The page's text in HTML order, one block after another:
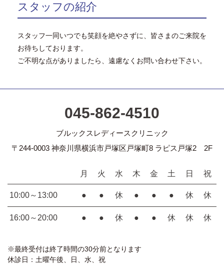
スタッフの紹介
スタッフ一同いつでも笑顔を絶やさずに、皆さまのご来院を
お待ちしております。
ご不明な点がありましたら、遠慮なくお問い合わせ下さい。
045-862-4510
ブルックスレディースクリニック
〒244-0003 神奈川県横浜市戸塚区戸塚町8 ラピス戸塚2 2F
月 火 水 木 金 土 日 祝
10:00～13:00 ● ● 休 ● ● ● 休 休
16:00～20:00 ● ● 休 ● ● 休 休 休
※最終受付は終了時間の30分前となります
休診日：土曜午後、日、水、祝